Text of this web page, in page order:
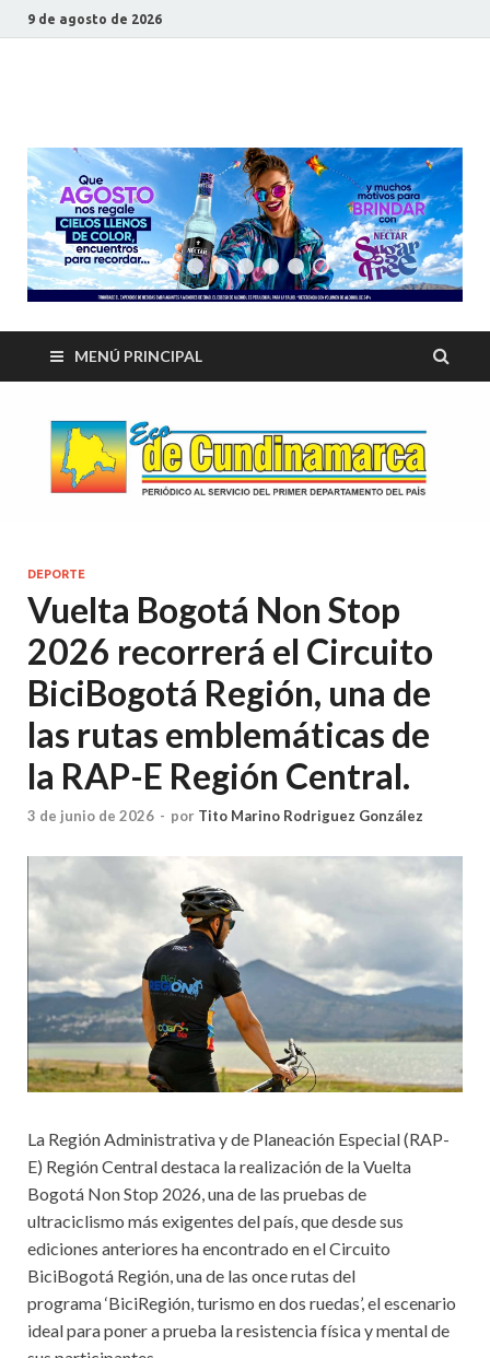
9 de agosto de 2026
CUNDINAMARCA
MENÚ PRINCIPAL
DEPORTE
Vuelta Bogotá Non Stop
2026 recorrerá el Circuito
BiciBogotá Región, una de
las rutas emblemáticas de
la RAP-E Región Central.
3 de junio de 2026 - por Tito Marino Rodriguez González
La Región Administrativa y de Planeación Especial (RAP-
E) Región Central destaca la realización de la Vuelta
Bogotá Non Stop 2026, una de las pruebas de
ultraciclismo más exigentes del país, que desde sus
ediciones anteriores ha encontrado en el Circuito
BiciBogotá Región, una de las once rutas del
programa ‘BiciRegión, turismo en dos ruedas’, el escenario
ideal para poner a prueba la resistencia física y mental de